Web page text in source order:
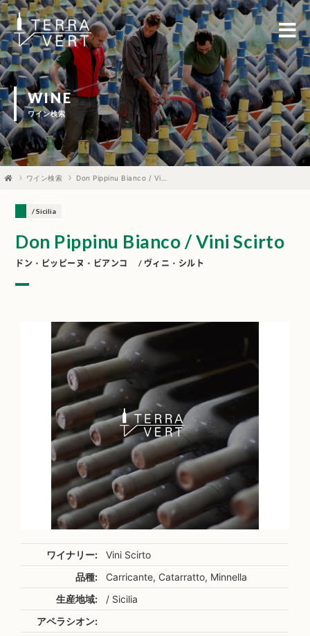
WINE
ワイン検索
ワイン検索
Don Pippinu Bianco / Vini Scirto
ドン・ピッピーヌ・ビアンコ / ヴィニ・シルト
/ Sicilia
ワイナリー:
Vini Scirto
品種:
Carricante, Catarratto, Minnella
生産地域:
/ Sicilia
アペラシオン: